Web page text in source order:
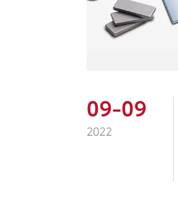
09-09
2022